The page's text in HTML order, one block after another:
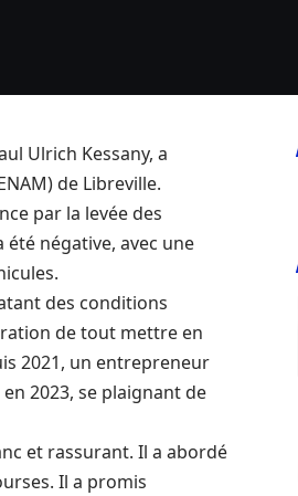
Ulrich Kessany, a
de Libreville.
par la levée des
négative, avec une
des conditions
de tout mettre en
2021, un entrepreneur
2023, se plaignant de
et rassurant. Il a abordé
Il a promis